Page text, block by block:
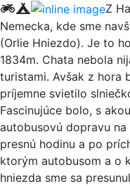
Z
Nemecka, kde sme
(Orlie Hniezdo). Je to
1834m. Chata nebola
turistami. Avšak z hora
príjemne svietilo
Fascinujúce bolo, s
autobusovú dopravu
presnú hodinu a po
ktorým autobusom a o
hniezda sme sa